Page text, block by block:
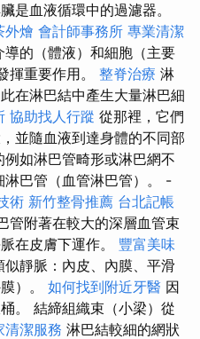
是血液循環中的過濾器。
外燴 會計師事務所 專業清潔
的（體液）和細胞（主要
揮重要作用。 整脊治療 淋
在淋巴結中產生大量淋巴細
協助找人行蹤 從那裡，它們
並隨血液到達身體的不同部
如淋巴管畸形或淋巴網不
巴管（血管淋巴管）。 -
術 新竹整骨推薦 台北記帳
管附著在較大的深層血管束
在皮膚下運作。 豐富美味
似靜脈：內皮、內膜、平滑
）。 如何找到附近牙醫 因
。 結締組織束（小梁）從
清潔服務 淋巴結較細的網狀